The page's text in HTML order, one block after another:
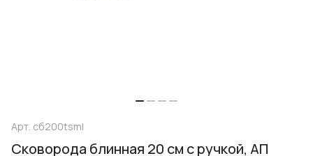
Арт. сб200tsml
Сковорода блинная 20 см с ручкой, АП